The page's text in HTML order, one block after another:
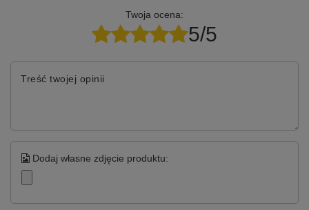
Twoja ocena:
5/5
Treść twojej opinii
Dodaj własne zdjęcie produktu: